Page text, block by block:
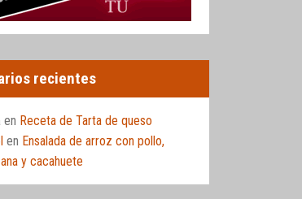
recientes
en Receta de Tarta de queso
en Ensalada de arroz con pollo,
y cacahuete